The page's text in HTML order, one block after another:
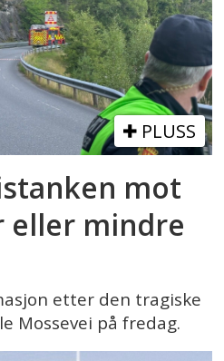
PLUSS
mot
eller mindre
etter den tragiske
Mossevei på fredag.